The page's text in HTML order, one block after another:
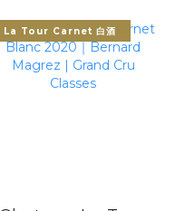
La Tour Carnet 白酒